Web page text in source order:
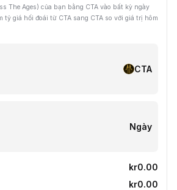
The Ages) của bạn bằng CTA vào bất kỳ ngày
tỷ giá hối đoái từ CTA sang CTA so với giá trị hôm
CTA
Ngày
kr0.00
kr0.00